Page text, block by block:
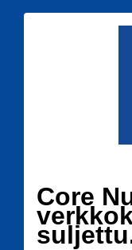
Core